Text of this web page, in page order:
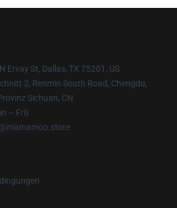
Ervay St, Dallas, TX 75201, US
2, Renmin South Road, Chengdu,
Sichuan, CN
– Fri)